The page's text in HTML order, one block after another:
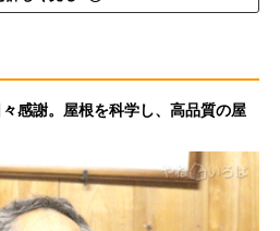
感謝。屋根を科学し、高品質の屋